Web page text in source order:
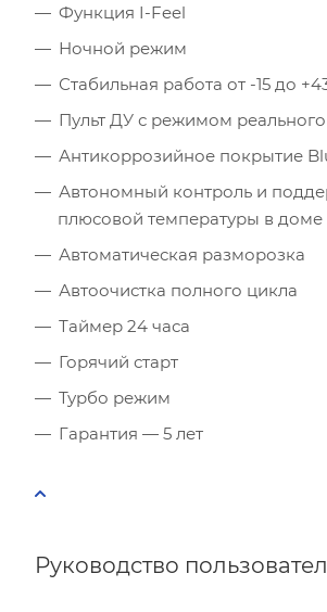
Функция I-Feel
Ночной режим
Стабильная работа от -15 до
Пульт ДУ с режимом
Антикоррозийное покрытие
Автономный контроль и
плюсовой температуры в доме
Автоматическая разморозка
Автоочистка полного цикла
Таймер 24 часа
Горячий старт
Турбо режим
Гарантия — 5 лет
Руководство
Количество людей
Количество компьютеров
Количество телевизоров
Мощность остальной бытовой техники, Вт
Расчётная мощность охлаждения: 2.53